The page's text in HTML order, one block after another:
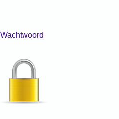
Wachtwoord